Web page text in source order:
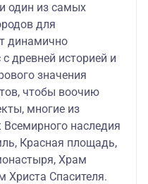
один из самых
для
динамично
древней историей и
значения
чтобы воочию
многие из
наследия
Красная площадь,
Храм
Христа Спасителя.